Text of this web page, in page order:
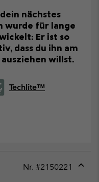
nächstes
wurde für lange
Er ist so
dass du ihn am
willst.
Techlite™
Nr. #2150221